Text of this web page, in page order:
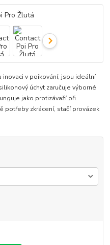
inovaci v poikování, jsou ideální
úchyt zaručuje výborné
jako protizávaží při
potřeby zkrácení, stačí provázek